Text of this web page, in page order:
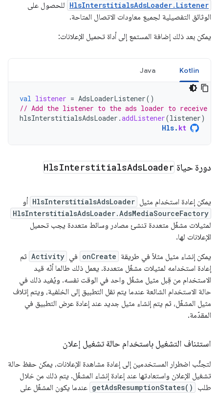
HlsInterstitialsAdsLoader.Listener للحصول على
الوثائق التفصيلية لجميع معاودات الاتصال المتاحة.
يمكن بعد ذلك إضافة المستمع إلى أداة تحميل الإعلانات:
Kotlin
Java
val listener = AdsLoaderListener()
// Add the listener to the ads loader to receive
hlsInterstitialsAdsLoader .addListener(listener)
Hls. kt
دورة حياة HlsInterstitialsAdsLoader
يمكن إعادة استخدام مثيل HlsInterstitialsAdsLoader أو
HlsInterstitialsAdsLoader.AdsMediaSourceFactory
لمثيلات مشغّل متعددة تنشئ مصادر وسائط متعددة يجب تحميل
الإعلانات لها.
يمكن إنشاء مثيل مثلاً في طريقة onCreate في Activity ثم
إعادة استخدامه لمثيلات مشغّل متعددة. يعمل ذلك طالما أنّه قيد
الاستخدام من قِبل مثيل مشغّل واحد في الوقت نفسه. ويُفيد ذلك في
حالة الاستخدام الشائعة عندما يتم نقل التطبيق إلى الخلفية، ويتم إتلاف
مثيل المشغّل، ثم يتم إنشاء مثيل جديد عند إعادة عرض التطبيق في
المقدّمة.
استئناف التشغيل باستخدام حالة تشغيل إعلان
لتجنُّب اضطرار المستخدمين إلى إعادة مشاهدة الإعلانات، يمكن حفظ حالة
تشغيل الإعلان واستعادتها عند إعادة إنشاء المشغّل. يتم ذلك من خلال
طلب
getAdsResumptionStates() عندما يكون المشغّل على